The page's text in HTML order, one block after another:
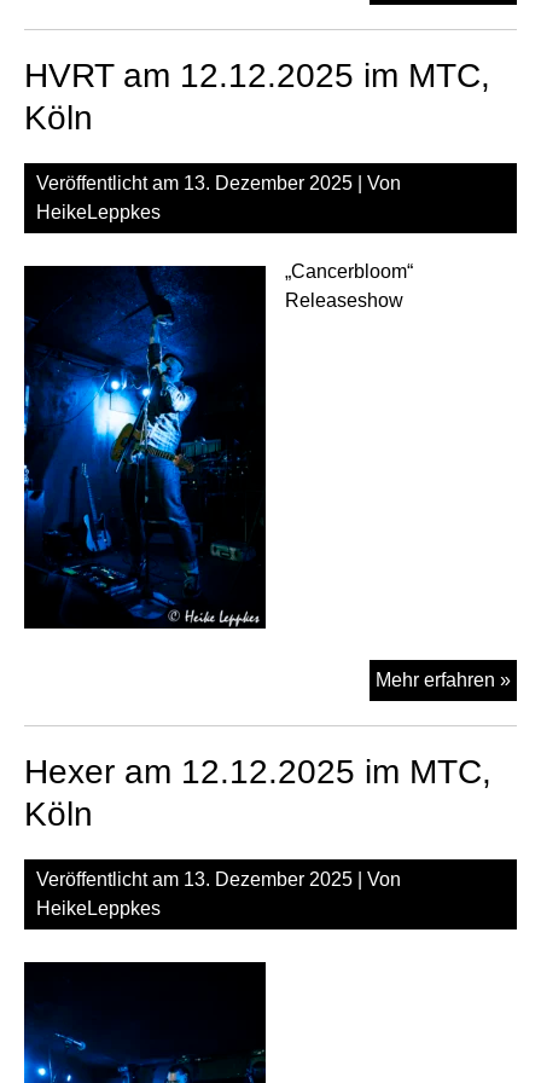
HVRT am 12.12.2025 im MTC,
Köln
Veröffentlicht am 13. Dezember 2025 | Von
HeikeLeppkes
„Cancerbloom“
Releaseshow
Mehr erfahren »
am
Hexer am 12.12.2025 im MTC,
Köln
Veröffentlicht am 13. Dezember 2025 | Von
HeikeLeppkes